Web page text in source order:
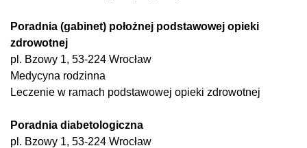
Poradnia (gabinet) położnej podstawowej opieki
zdrowotnej
pl. Bzowy 1, 53-224 Wrocław
Medycyna rodzinna
Leczenie w ramach podstawowej opieki zdrowotnej
Poradnia diabetologiczna
pl. Bzowy 1, 53-224 Wrocław